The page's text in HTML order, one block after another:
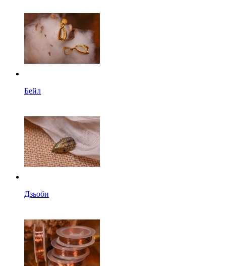
Бейл
Дзьоби